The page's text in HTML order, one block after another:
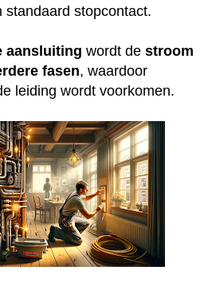
standaard stopcontact.
aansluiting wordt de stroom
fasen, waardoor
leiding wordt voorkomen.